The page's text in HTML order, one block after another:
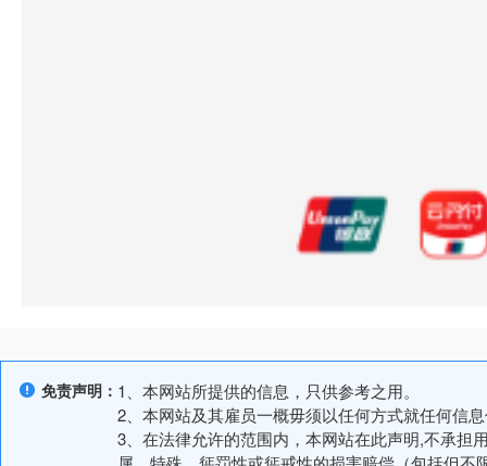
免责声明： 1、本网站所提供的信息，只供参考之用。
2、本网站及其雇员一概毋须以任何方式就任何信
3、在法律允许的范围内，本网站在此声明,不承担